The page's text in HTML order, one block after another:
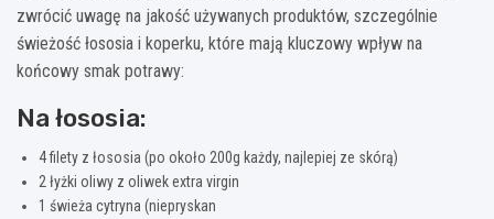
zwrócić uwagę na jakość używanych produktów, szczególnie
świeżość łososia i koperku, które mają kluczowy wpływ na
końcowy smak potrawy:
Na łososia:
4 filety z łososia (po około 200g każdy, najlepiej ze skórą)
2 łyżki oliwy z oliwek extra virgin
1 świeża cytryna (niepryskan